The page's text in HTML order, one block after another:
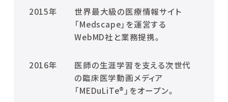
2015年
世界最大級の医療情報サイト
「Medscape」を運営する
WebMD社と業務提携。
2016年
医師の生涯学習を支える次世代
の臨床医学動画メディア
「MEDuLiTe®」をオープン。